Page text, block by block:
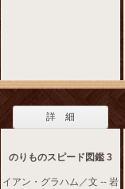
詳 細
のりものスピード図鑑 3
イアン・グラハム／文 -- 岩